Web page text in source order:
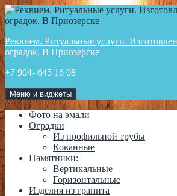
Перейти
к
Реквием. Ритуальные услуги.
оградок. В Приозерске
+7 904- 645 16 08
Меню и виджеты
Фото на эмали
Оградки
Из профильной трубы
Кованные
Памятники:
Вертикальные
Горизонтальные
Изделия из гранита